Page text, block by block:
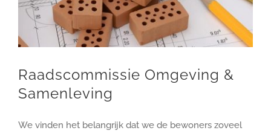
Raadscommissie Omgeving &
Samenleving
We vinden het belangrijk dat we de bewoners zoveel